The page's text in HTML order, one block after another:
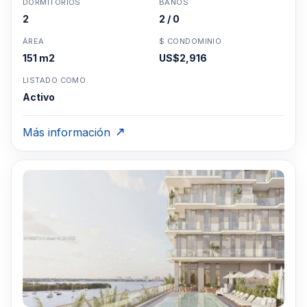
menudo dos espacios por listados recientes)
DORMITORIOS
2
BAÑOS
2 / 0
ÁREA
151 m2
$ CONDOMINIO
US$2,916
LISTADO COMO
Activo
Más información